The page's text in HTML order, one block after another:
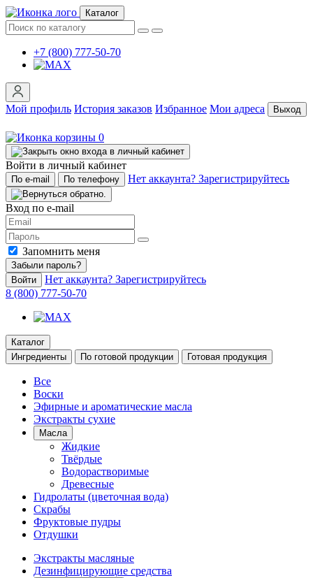
Каталог
+7 (800) 777-50-70
Мой профиль История заказов Избранное Мои адреса Выход
0
Войти в личный кабинет
По e-mail По телефону Нет аккаунта? Зарегистрируйтесь
Вход по e-mail
Запомнить меня
Забыли пароль?
Войти
Нет аккаунта? Зарегистрируйтесь
8 (800) 777-50-70
Каталог
Ингредиенты
По готовой продукции Готовая продукция
Все
Воски
Эфирные и ароматические масла
Экстракты сухие
Масла
Жидкие
Твёрдые
Водорастворимые
Древесные
Гидролаты (цветочная вода)
Скрабы
Фруктовые пудры
Отдушки
Экстракты масляные
Дезинфицирующие средства